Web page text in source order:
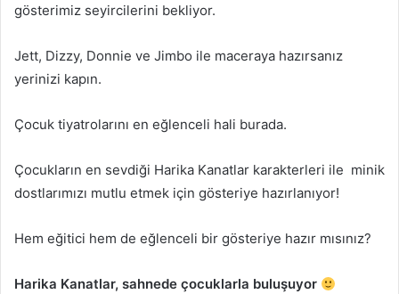
gösterimiz seyircilerini bekliyor.
Jett, Dizzy, Donnie ve Jimbo ile maceraya hazırsanız
yerinizi kapın.
Çocuk tiyatrolarını en eğlenceli hali burada.
Çocukların en sevdiği Harika Kanatlar karakterleri ile minik
dostlarımızı mutlu etmek için gösteriye hazırlanıyor!
Hem eğitici hem de eğlenceli bir gösteriye hazır mısınız?
Harika Kanatlar, sahnede çocuklarla buluşuyor